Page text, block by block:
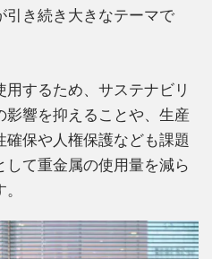
引き続き大きなテーマで
するため、サステナビリ
響を抑えることや、生産
保や人権保護なども課題
て重金属の使用量を減ら